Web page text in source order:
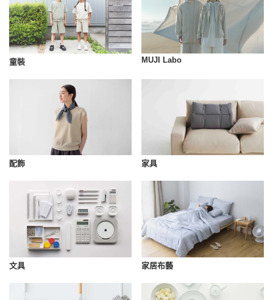
童裝 MUJI Labo
配飾 家具
文具 家居布藝